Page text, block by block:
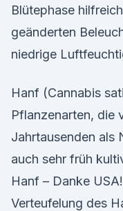
Blütephase
geänderten
niedrige
Hanf (Cannabis
Pflanzenarten, die
Jahrtausenden als
auch sehr früh
Hanf – Danke
Verteufelung des